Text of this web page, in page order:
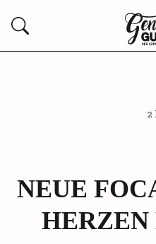
Suchen
zur
2
NEUE
HERZEN